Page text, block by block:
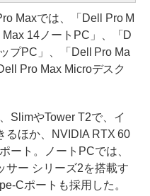
Maxでは、「Dell Pro M
14ノートPC」、「D
プPC」、「Dell Pro Ma
Pro Max Microデスク
SlimやTower T2で、イ
るほか、NVIDIA RTX 60
ート。ノートPCでは、
サー シリーズ2を搭載す
Cポートも採用した。